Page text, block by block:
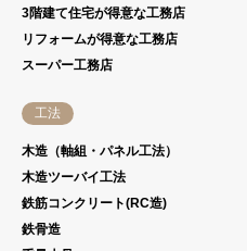
3階建て住宅が得意な工務店
リフォームが得意な工務店
スーパー工務店
工法
木造（軸組・パネル工法）
木造ツーバイ工法
鉄筋コンクリート(RC造)
鉄骨造